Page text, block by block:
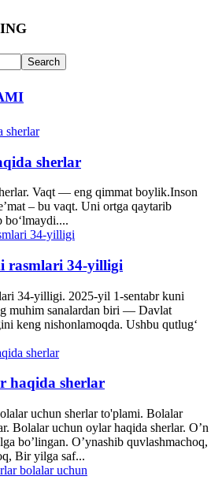
sherlar
Vaqt — eng qimmat boylik.Inson
– bu vaqt. Uni ortga qaytarib
bo‘lmaydi....
rasmlari 34-yilligi
34-yilligi. 2025-yil 1-sentabr kuni
muhim sanalardan biri — Davlat
keng nishonlamoqda. Ushbu qutlug‘
haqida sherlar
uchun sherlar to'plami. Bolalar
Bolalar uchun oylar haqida sherlar. O’n
bo’lingan. O’ynashib quvlashmachoq,
Bir yilga saf...